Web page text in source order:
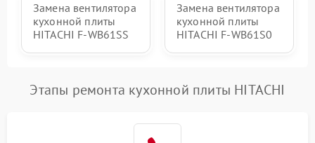
Замена вентилятора
кухонной плиты
HITACHI F-WB61SS
Замена вентилятора
кухонной плиты
HITACHI F-WB61S0
Этапы ремонта кухонной плиты HITACHI